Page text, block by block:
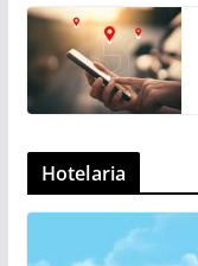
Hotelaria